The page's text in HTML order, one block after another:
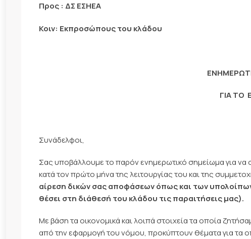
Προς : ΔΣ ΕΣΗΕΑ
Κοιν: Εκπροσώπους του κλάδου
ΓΙΑ ΤΟ
Συνάδελφοι,
Σας υποβάλλουμε το παρόν ενημερωτικό σημείωμα για
κατά τον πρώτο μήνα της λειτουργίας του και της
αίρεση δικών σας αποφάσεων όπως και των
θέσει στη διάθεσή του κλάδου τις παραιτήσεις μας).
Με βάση τα οικονομικά και λοιπά στοιχεία τα οποία
από την εφαρμογή του νόμου, προκύπτουν θέματα για τα